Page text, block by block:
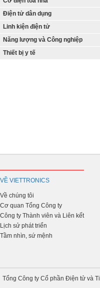
Điện tử dân dụng
Linh kiện điện tử
Năng lượng và Công nghiệp
Thiết bị y tế
VỀ VIETTRONICS
Về chúng tôi
Cơ quan Tổng Công ty
Công ty Thành viên và Liên kết
Lịch sử phát triển
Tầm nhìn, sứ mệnh
Tổng Công ty Cổ phần Điện tử và